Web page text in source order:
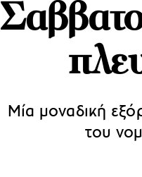
Μία μοναδική
του